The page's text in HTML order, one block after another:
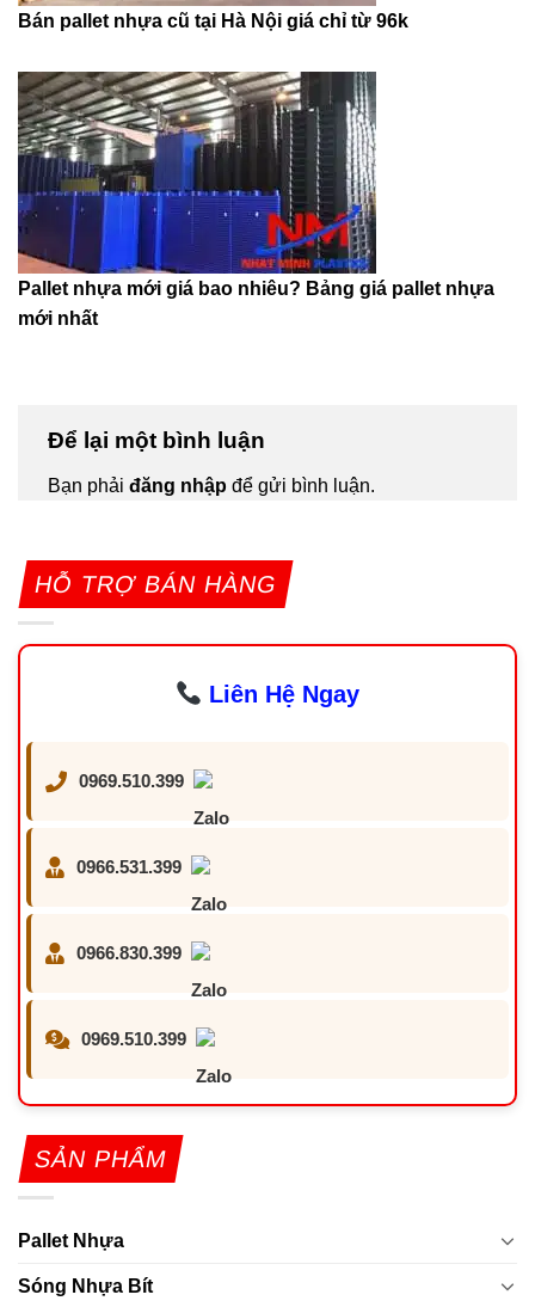
Bán pallet nhựa cũ tại Hà Nội giá chỉ từ 96k
Pallet nhựa mới giá bao nhiêu? Bảng giá pallet nhựa
mới nhất
Để lại một bình luận
Bạn phải đăng nhập để gửi bình luận.
HỖ TRỢ BÁN HÀNG
Liên Hệ Ngay
0969.510.399
0966.531.399
0966.830.399
0969.510.399
SẢN PHẨM
Pallet Nhựa
Sóng Nhựa Bít